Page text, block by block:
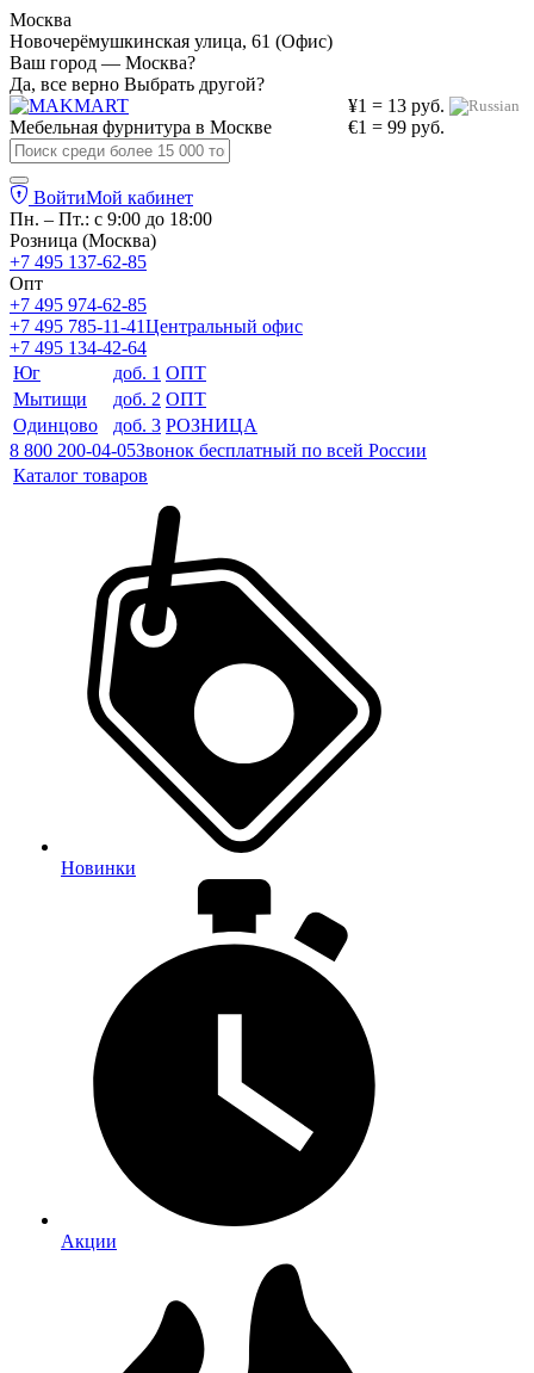
Москва
Новочерёмушкинская улица, 61 (Офис)
Ваш город — Москва?
Да, все верно Выбрать другой?
¥1 = 13 руб.
€1 = 99 руб.
Мебельная фурнитура в Москве
ВойтиМой кабинет
Пн. – Пт.: с 9:00 до 18:00
Розница (Москва)
+7 495 137-62-85
Опт
+7 495 974-62-85
+7 495 785-11-41Центральный офис
+7 495 134-42-64
Юг
доб. 1 ОПТ
Мытищи
доб. 2 ОПТ
Одинцово
доб. 3 РОЗНИЦА
8 800 200-04-05Звонок бесплатный по всей России
Каталог товаров
Новинки
Акции